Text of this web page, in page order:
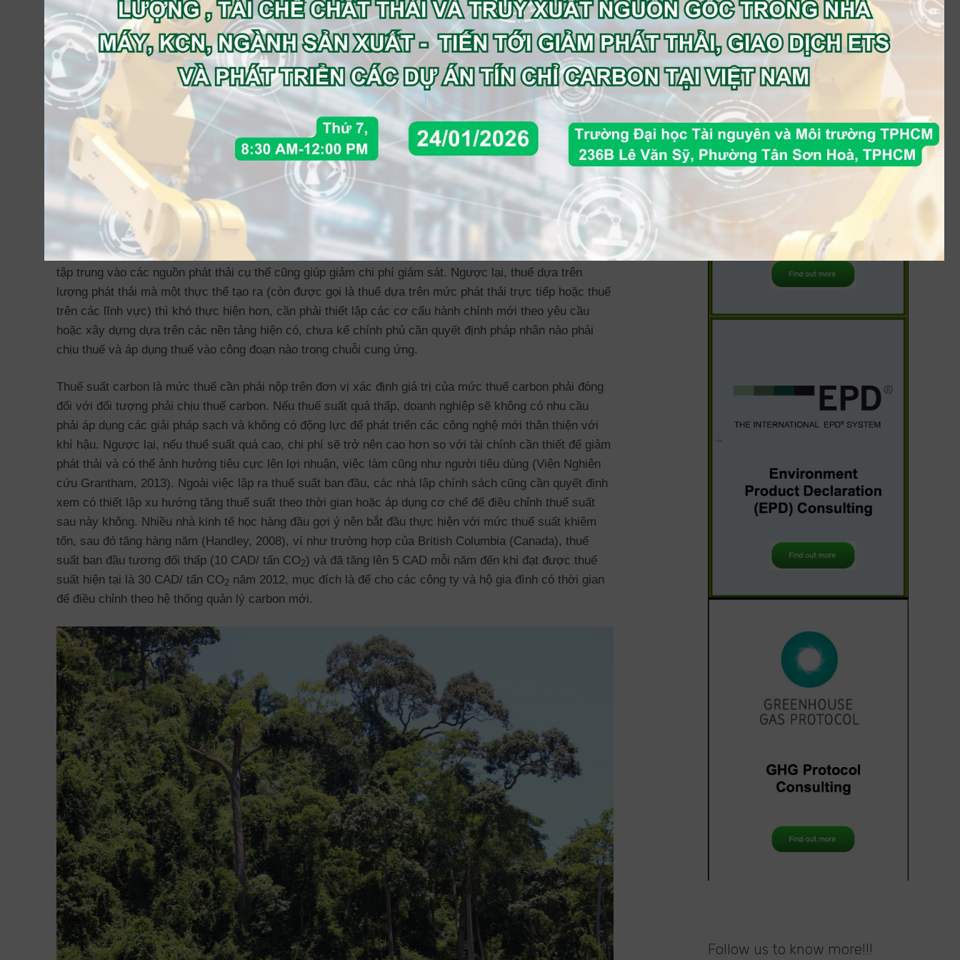
Thuế carbon có liên hệ trực tiếp với mức phát thải CO2 thường được thể hiện dưới dạng giá trị theo tấn
2. Nói cách khác, thuế định giá cho lượng carbon nhằm khuyến khích người dân, doanh nghiệp và
chính phủ sản xuất ít khí thải hơn. Thuế carbon có thể được quy định cho nhiều lĩnh vực hoặc tiểu lĩnh
vực khác nhau, các loại KNK khác nhau hoặc các loại nhiên liệu khác nhau. Cơ quan có thẩm quyền có
thể xây dựng định mức thuế carbon dựa trên lượng phát thải mà một thực thể tạo ra hoặc đối với hàng
hóa, dịch vụ phát thải nhiều carbon, chẳng hạn như thuế carbon đối với xăng dầu. Nếu áp thuế carbon
lên hàng hóa hoặc dịch vụ thì thường không yêu cầu thêm nhiều thủ tục hành chính vì đã có sẵn hạ tầng
để đo đạc việc sử dụng năng lượng (ví dụ dưới dạng công tơ điện hoặc thùng chứa nhiên liệu) và việc
tập trung vào các nguồn phát thải cụ thể cũng giúp giảm chi phí giám sát. Ngược lại, thuế dựa trên
lượng phát thải mà một thực thể tạo ra (còn được gọi là thuế dựa trên mức phát thải trực tiếp hoặc thuế
trên các lĩnh vực) thì khó thực hiện hơn, cần phải thiết lập các cơ cấu hành chính mới theo yêu cầu
hoặc xây dựng dựa trên các nền tảng hiện có, chưa kể chính phủ cần quyết định pháp nhân nào phải
chịu thuế và áp dụng thuế vào công đoạn nào trong chuỗi cung ứng.
Thuế suất carbon là mức thuế cần phải nộp trên đơn vị xác định giá trị của mức thuế carbon phải đóng
đối với đối tượng phải chịu thuế carbon. Nếu thuế suất quá thấp, doanh nghiệp sẽ không có nhu cầu
phải áp dụng các giải pháp sạch và không có động lực để phát triển các công nghệ mới thân thiện với
khí hậu. Ngược lại, nếu thuế suất quá cao, chi phí sẽ trở nên cao hơn so với tài chính cần thiết để giảm
phát thải và có thể ảnh hưởng tiêu cực lên lợi nhuận, việc làm cũng như người tiêu dùng (Viện Nghiên
cứu Grantham, 2013). Ngoài việc lập ra thuế suất ban đầu, các nhà lập chính sách cũng cần quyết định
xem có thiết lập xu hướng tăng thuế suất theo thời gian hoặc áp dụng cơ chế để điều chỉnh thuế suất
sau này không. Nhiều nhà kinh tế học hàng đầu gợi ý nên bắt đầu thực hiện với mức thuế suất khiêm
tốn, sau đó tăng hàng năm (Handley, 2008), ví như trường hợp của British Columbia (Canada), thuế
suất ban đầu tương đối thấp (10 CAD/ tấn CO2) và đã tăng lên 5 CAD mỗi năm đến khi đạt được thuế
suất hiện tại là 30 CAD/ tấn CO2 năm 2012, mục đích là để cho các công ty và hộ gia đình có thời gian
để điều chỉnh theo hệ thống quản lý carbon mới.
Follow us to know more!!!